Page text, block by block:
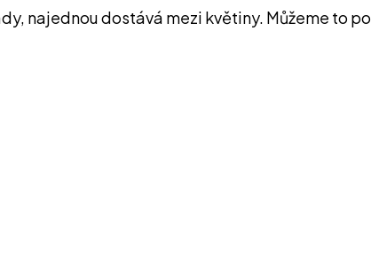
najednou dostává mezi květiny. Můžeme to